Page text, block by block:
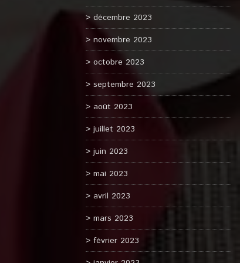
décembre 2023
novembre 2023
octobre 2023
septembre 2023
août 2023
juillet 2023
juin 2023
mai 2023
avril 2023
mars 2023
février 2023